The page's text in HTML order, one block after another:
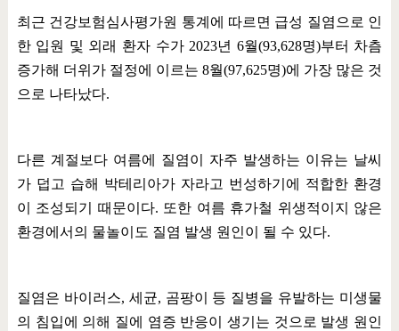
최근 건강보험심사평가원 통계에 따르면 급성 질염으로 인
한 입원 및 외래 환자 수가 2023년 6월(93,628명)부터 차츰
증가해 더위가 절정에 이르는 8월(97,625명)에 가장 많은 것
으로 나타났다.
다른 계절보다 여름에 질염이 자주 발생하는 이유는 날씨
가 덥고 습해 박테리아가 자라고 번성하기에 적합한 환경
이 조성되기 때문이다. 또한 여름 휴가철 위생적이지 않은
환경에서의 물놀이도 질염 발생 원인이 될 수 있다.
질염은 바이러스, 세균, 곰팡이 등 질병을 유발하는 미생물
의 침입에 의해 질에 염증 반응이 생기는 것으로 발생 원인